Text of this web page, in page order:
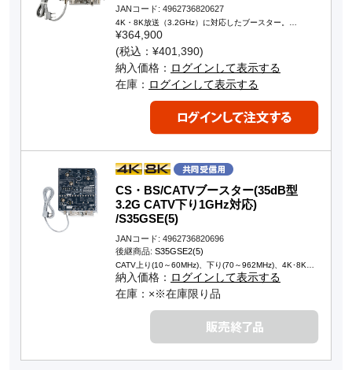
JANコード: 4962736820627
4K・8K放送（3.2GHz）に対応したブースター。…
¥364,900
(税込：¥401,390)
納入価格： ログインして表示する
在庫： ログインして表示する
CS・BS/CATVブースター(35dB型
3.2G CATV下り1GHz対応)
/S35GSE(5)
JANコード: 4962736820696
後継商品: S35GSE2(5)
CATV上り(10～60MHz)、下り(70～962MHz)、4K･8K…
納入価格： ログインして表示する
在庫：×※在庫限り品